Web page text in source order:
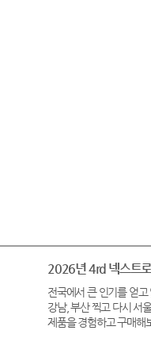
2026년 4rd 넥스트
전국에서 큰 인기를 얻
강남, 부산 찍고 다시 서
제품을 경험하고 구매해보